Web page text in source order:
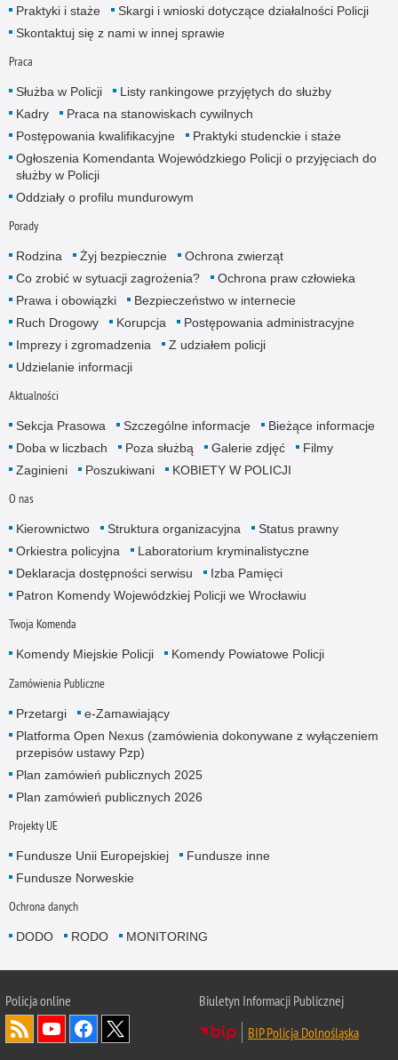
Praktyki i staże
Skargi i wnioski dotyczące działalności Policji
Skontaktuj się z nami w innej sprawie
Praca
Służba w Policji
Listy rankingowe przyjętych do służby
Kadry
Praca na stanowiskach cywilnych
Postępowania kwalifikacyjne
Praktyki studenckie i staże
Ogłoszenia Komendanta Wojewódzkiego Policji o przyjęciach do
służby w Policji
Oddziały o profilu mundurowym
Porady
Rodzina Żyj bezpiecznie
Ochrona zwierząt
Co zrobić w sytuacji zagrożenia?
Ochrona praw człowieka
Prawa i obowiązki
Bezpieczeństwo w internecie
Ruch Drogowy
Korupcja
Postępowania administracyjne
Imprezy i zgromadzenia
Z udziałem policji
Udzielanie informacji
Aktualności
Sekcja Prasowa Szczególne informacje
Bieżące informacje
Doba w liczbach
Poza służbą Galerie zdjęć
Filmy
Zaginieni
Poszukiwani KOBIETY W POLICJI
O nas
Kierownictwo Struktura organizacyjna
Status prawny
Orkiestra policyjna
Laboratorium kryminalistyczne
Deklaracja dostępności serwisu
Izba Pamięci
Patron Komendy Wojewódzkiej Policji we Wrocławiu
Twoja Komenda
Komendy Miejskie Policji Komendy Powiatowe Policji
Zamówienia Publiczne
Przetargi
e-Zamawiający
Platforma Open Nexus (zamówienia dokonywane z wyłączeniem
przepisów ustawy Pzp)
Plan zamówień publicznych 2025
Plan zamówień publicznych 2026
Projekty UE
Fundusze Unii Europejskiej
Fundusze inne
Fundusze Norweskie
Ochrona danych
DODO RODO MONITORING
Policjaonline
Biuletyn Informacji Publicznej
BIP Policja Dolnośląska